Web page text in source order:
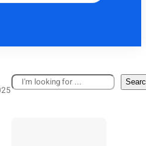
B
u